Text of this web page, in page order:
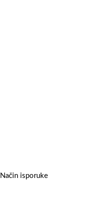
Način isporuke